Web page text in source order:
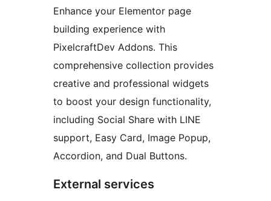
Enhance your Elementor page
building experience with
PixelcraftDev Addons. This
comprehensive collection provides
creative and professional widgets
to boost your design functionality,
including Social Share with LINE
support, Easy Card, Image Popup,
Accordion, and Dual Buttons.
External services